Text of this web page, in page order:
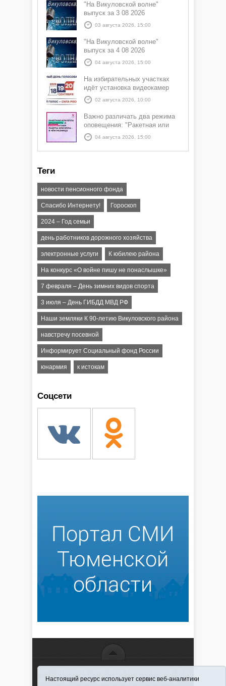
"На Викуловской волне"
выпуск за 3 08 2026
03 августа 2026, 15:00
"На Викуловской волне"
выпуск за 4 08 2026
04 августа 2026, 15:00
На избирательных участках
идёт установка видеокамер
02 августа 2026, 10:00
Важно различать два режима
оповещения: "Ракетная или
БПЛА опасность" и "Угроза
атаки ракеты или БПЛА"
04 августа 2026, 15:00
Теги
новости пенсионного фонда
Спасибо Интернету! Гороскоп
2024 – Год семьи
день работников дорожного хозяйства
электронные услуги К юбилею района
На конкурс «О войне пишу не понаслышке»
7 февраля – День зимних видов спорта
3 июля – День ГИБДД МВД РФ
Наши земляки К 90-летию Викуловского района
навстречу посевной
Информирует Социальный фонд России
юнармия к истокам
Соцсети
использовании материалов ссылка обязательна
Настоящий ресурс использует сервис веб-аналитики